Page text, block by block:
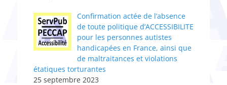
Confirmation actée de l’absence
de toute politique d’ACCESSIBILITE
pour les personnes autistes
handicapées en France, ainsi que
de maltraitances et violations
étatiques torturantes
25 septembre 2023